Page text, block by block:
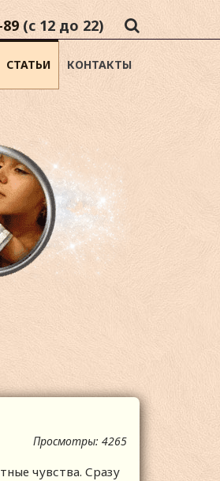
(с 12 до 22)
СТАТЬИ КОНТАКТЫ
Просмотры: 4265
чувства. Сразу